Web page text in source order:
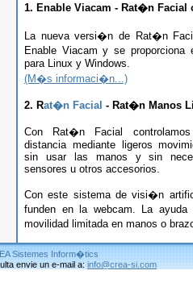
1. Enable Viacam - Rat�n Facial
La nueva versi�n de Rat�n
Enable Viacam y se
para Linux y Windows.
(M�s informaci�n...)
2. Rat�n Facial - Rat�n Manos
Con Rat�n Facial
distancia mediante ligeros
sin usar las manos y sin
sensores u otros accesorios.
Con este sistema de visi�n
funden en la webcam. La
movilidad limitada en manos o
Sistemes Inform�tics
envie un e-mail a:info@crea-si.com